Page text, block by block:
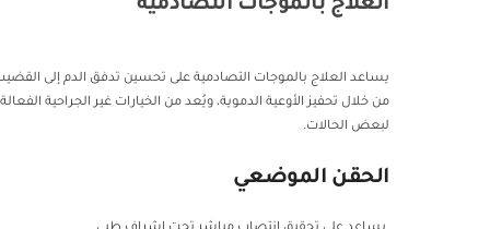
يساعد العلاج بالموجات التصادمية على تحسين تدفق الدم إلى
من خلال تحفيز الأوعية الدموية، ويُعد من الخيارات غير الجراحية الفعالة
لبعض الحالات.
الحقن الموضعي